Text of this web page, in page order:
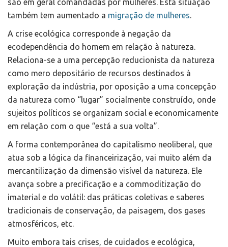
são em geral comandadas por mulheres. Esta situação
também tem aumentado a migração de mulheres.
A crise ecológica corresponde à negação da
ecodependência do homem em relação à natureza.
Relaciona-se a uma percepção reducionista da natureza
como mero depositário de recursos destinados à
exploração da indústria, por oposição a uma concepção
da natureza como “lugar” socialmente construído, onde
sujeitos políticos se organizam social e economicamente
em relação com o que “está a sua volta”.
A forma contemporânea do capitalismo neoliberal, que
atua sob a lógica da financeirização, vai muito além da
mercantilização da dimensão visível da natureza. Ele
avança sobre a precificação e a commoditização do
imaterial e do volátil: das práticas coletivas e saberes
tradicionais de conservação, da paisagem, dos gases
atmosféricos, etc.
Muito embora tais crises, de cuidados e ecológica,